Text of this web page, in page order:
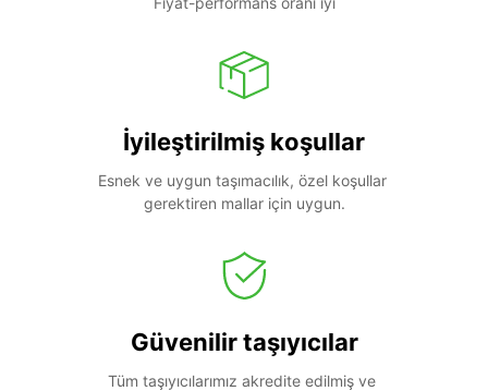
İyileştirilmiş koşullar
Esnek ve uygun taşımacılık, özel koşullar
gerektiren mallar için uygun.
Güvenilir taşıyıcılar
Tüm taşıyıcılarımız akredite edilmiş ve